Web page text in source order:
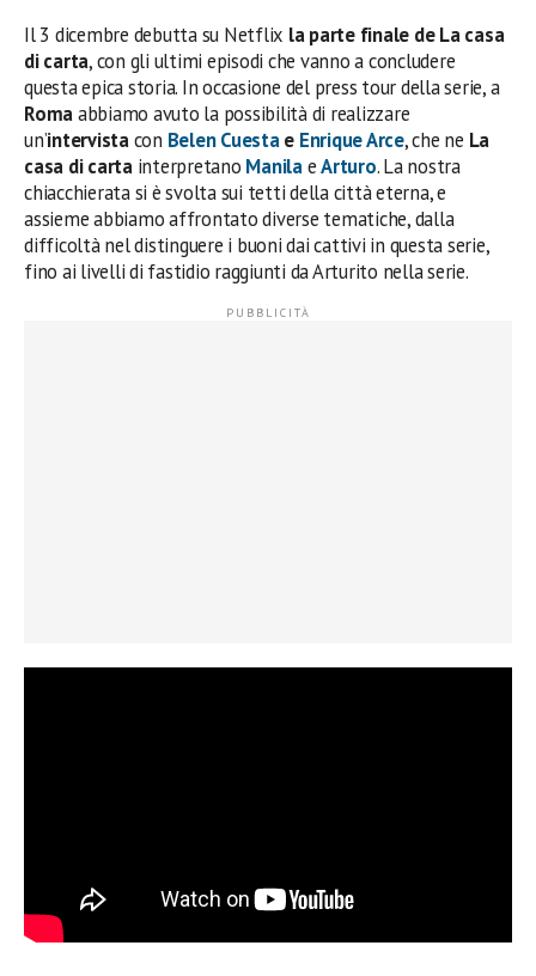
Il 3 dicembre debutta su Netflix la parte finale de La casa
di carta, con gli ultimi episodi che vanno a concludere
questa epica storia. In occasione del press tour della serie, a
Romaabbiamo avuto la possibilità di realizzare
un’intervistacon Belen Cuestae Enrique Arce, che ne La
casa di cartainterpretano ManilaeArturo. La nostra
chiacchierata si è svolta sui tetti della città eterna, e
assieme abbiamo affrontato diverse tematiche, dalla
difficoltà nel distinguere i buoni dai cattivi in questa serie,
fino ai livelli di fastidio raggiunti da Arturito nella serie.